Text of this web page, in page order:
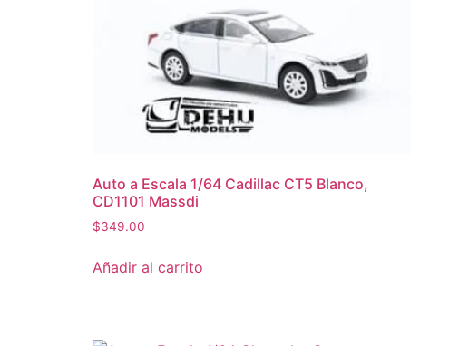
Auto a Escala 1/64 Cadillac CT5 Blanco,
CD1101 Massdi
$349.00
Añadir al carrito